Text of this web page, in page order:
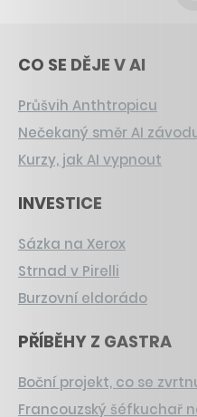
CO SE DĚJE V AI
Průšvih Anthtropicu
Nečekaný směr AI
Kurzy, jak AI vypnout
INVESTICE
Sázka na Xerox
Strnad v Pirelli
Burzovní eldorádo
PŘÍBĚHY Z GASTRA
Boční projekt, co se
Francouzský šéfkuchař